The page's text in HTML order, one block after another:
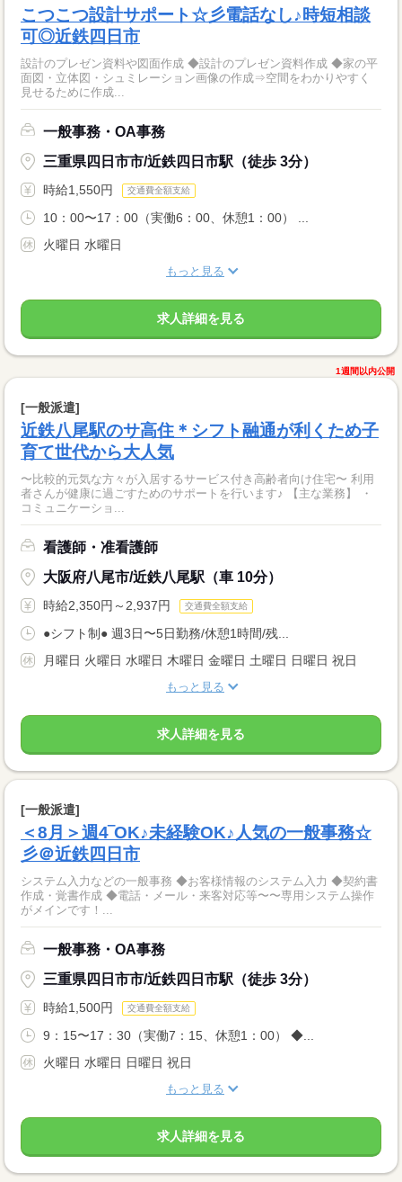
こつこつ設計サポート☆彡電話なし♪時短相談
可◎近鉄四日市
設計のプレゼン資料や図面作成 ◆設計のプレゼン資料作成 ◆家の平
面図・立体図・シュミレーション画像の作成⇒空間をわかりやすく
見せるために作成...
一般事務・OA事務
三重県四日市市/近鉄四日市駅（徒歩 3分）
時給1,550円 交通費全額支給
10：00〜17：00（実働6：00、休憩1：00） ...
火曜日 水曜日
もっと見る
求人詳細を見る
1週間以内公開
[一般派遣]
近鉄八尾駅のサ高住＊シフト融通が利くため子
育て世代から大人気
〜比較的元気な方々が入居するサービス付き高齢者向け住宅〜 利用
者さんが健康に過ごすためのサポートを行います♪ 【主な業務】 ・
コミュニケーショ...
看護師・准看護師
大阪府八尾市/近鉄八尾駅（車 10分）
時給2,350円～2,937円 交通費全額支給
●シフト制● 週3日〜5日勤務/休憩1時間/残...
月曜日 火曜日 水曜日 木曜日 金曜日 土曜日 日曜日 祝日
もっと見る
求人詳細を見る
[一般派遣]
＜8月＞週4‾OK♪未経験OK♪人気の一般事務☆
彡＠近鉄四日市
システム入力などの一般事務 ◆お客様情報のシステム入力 ◆契約書
作成・覚書作成 ◆電話・メール・来客対応等〜〜専用システム操作
がメインです！...
一般事務・OA事務
三重県四日市市/近鉄四日市駅（徒歩 3分）
時給1,500円 交通費全額支給
9：15〜17：30（実働7：15、休憩1：00） ◆...
火曜日 水曜日 日曜日 祝日
もっと見る
求人詳細を見る